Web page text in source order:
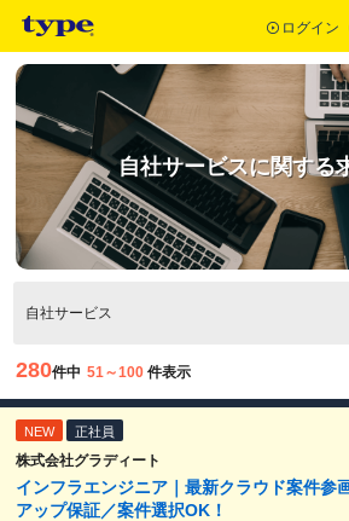
ログイン
自社サービスに関する
自社サービス
280件中 51～100 件表示
NEW 正社員
株式会社グラディート
インフラエンジニア｜最新クラウド案件参
アップ保証／案件選択OK！